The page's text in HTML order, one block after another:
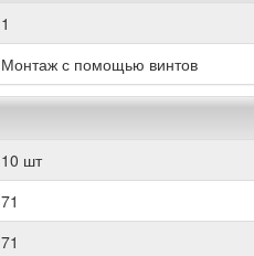
1
Монтаж с помощью винтов
10 шт
71
71